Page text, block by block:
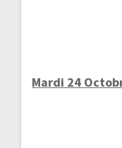
Mardi 24